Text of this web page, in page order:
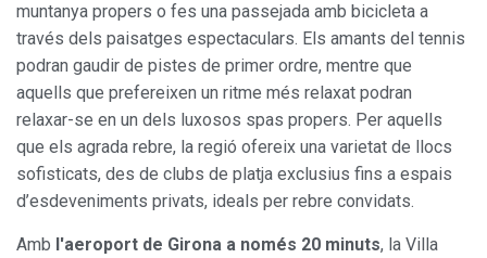
muntanya propers o fes una passejada amb bicicleta a
través dels paisatges espectaculars. Els amants del tennis
podran gaudir de pistes de primer ordre, mentre que
aquells que prefereixen un ritme més relaxat podran
relaxar-se en un dels luxosos spas propers. Per aquells
que els agrada rebre, la regió ofereix una varietat de llocs
sofisticats, des de clubs de platja exclusius fins a espais
d’esdeveniments privats, ideals per rebre convidats.
Amb l'aeroport de Girona a només 20 minuts, la Villa